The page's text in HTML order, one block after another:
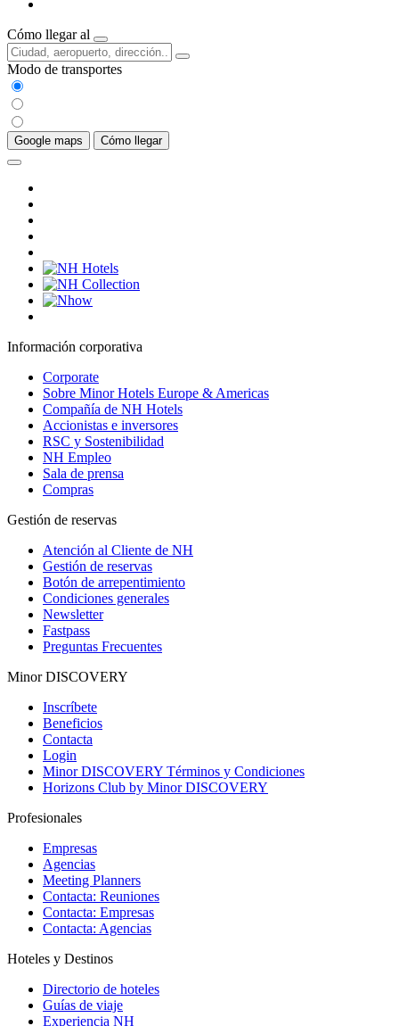
Cómo llegar al
Modo de transportes
Google maps Cómo llegar
Información corporativa
Corporate
Sobre Minor Hotels Europe & Americas
Compañía de NH Hotels
Accionistas e inversores
RSC y Sostenibilidad
NH Empleo
Sala de prensa
Compras
Gestión de reservas
Atención al Cliente de NH
Gestión de reservas
Botón de arrepentimiento
Condiciones generales
Newsletter
Fastpass
Preguntas Frecuentes
Minor DISCOVERY
Inscríbete
Beneficios
Contacta
Login
Minor DISCOVERY Términos y Condiciones
Horizons Club by Minor DISCOVERY
Profesionales
Empresas
Agencias
Meeting Planners
Contacta: Reuniones
Contacta: Empresas
Contacta: Agencias
Hoteles y Destinos
Directorio de hoteles
Guías de viaje
Experiencia NH